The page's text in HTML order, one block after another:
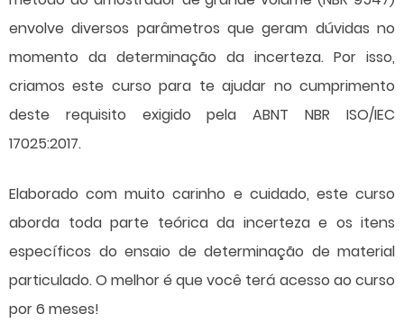
envolve diversos parâmetros que geram dúvidas no
momento da determinação da incerteza. Por isso,
criamos este curso para te ajudar no cumprimento
deste requisito exigido pela ABNT NBR ISO/IEC
17025:2017.
Elaborado com muito carinho e cuidado, este curso
aborda toda parte teórica da incerteza e os itens
específicos do ensaio de determinação de material
particulado. O melhor é que você terá acesso ao curso
por 6 meses!